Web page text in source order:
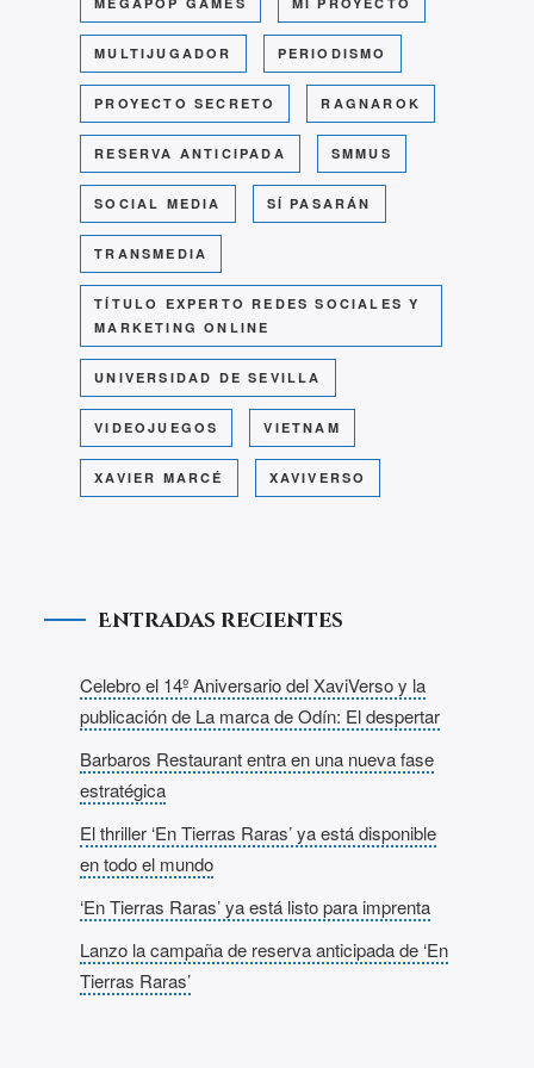
MULTIJUGADOR PERIODISMO
PROYECTO SECRETO RAGNAROK
RESERVA ANTICIPADA SMMUS
SOCIAL MEDIA SÍ PASARÁN
TRANSMEDIA
TÍTULO EXPERTO REDES SOCIALES Y
MARKETING ONLINE
UNIVERSIDAD DE SEVILLA
VIDEOJUEGOS VIETNAM
XAVIER MARCÉ XAVIVERSO
Entradas recientes
Celebro el 14º Aniversario del XaviVerso y la
publicación de La marca de Odín: El despertar
Barbaros Restaurant entra en una nueva fase
estratégica
El thriller ‘En Tierras Raras’ ya está disponible
en todo el mundo
‘En Tierras Raras’ ya está listo para imprenta
Lanzo la campaña de reserva anticipada de ‘En
Tierras Raras’